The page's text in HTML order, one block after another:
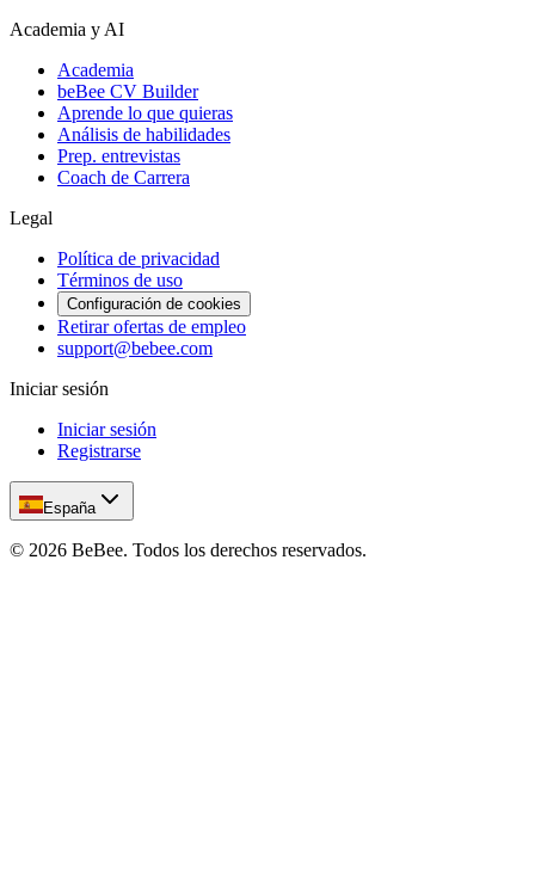
Academia y AI
Academia
beBee CV Builder
Aprende lo que quieras
Análisis de habilidades
Prep. entrevistas
Coach de Carrera
Legal
Política de privacidad
Términos de uso
Configuración de cookies
Retirar ofertas de empleo
support@bebee.com
Iniciar sesión
Iniciar sesión
Registrarse
España
© 2026 BeBee. Todos los derechos reservados.